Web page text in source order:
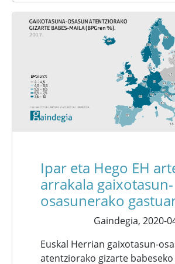
Ipar eta Hego EH
arrakala gaixotasun-
osasunerako
Gaindegia, 2020-
Euskal Herrian gaixotasun-
atentziorako gizarte